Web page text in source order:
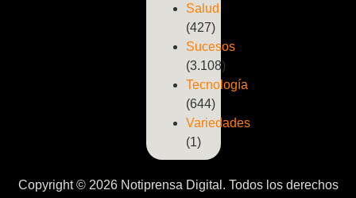
Salud
(427)
Sucesos
(3.108)
Tecnología
(644)
Variedades
(1)
Copyright © 2026 Notiprensa Digital. Todos los derechos